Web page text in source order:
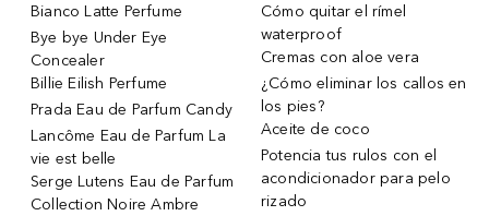
Bianco Latte Perfume
Bye bye Under Eye
Concealer
Billie Eilish Perfume
Prada Eau de Parfum Candy
Lancôme Eau de Parfum La
vie est belle
Serge Lutens Eau de Parfum
Collection Noire Ambre
Cómo quitar el rímel
waterproof
Cremas con aloe vera
¿Cómo eliminar los callos en
los pies?
Aceite de coco
Potencia tus rulos con el
acondicionador para pelo
rizado